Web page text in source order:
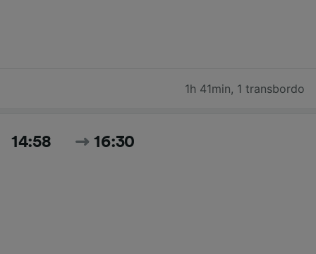
1h 41min, 1 transbordo
14:58 16:30